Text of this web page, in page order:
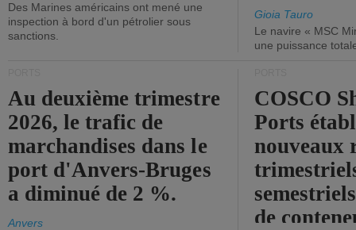
Des Marines américains ont mené une
inspection à bord d'un pétrolier sous
sanctions.
Gioia Tauro
Le navire « MSC
une puissance
Au deuxième trimestre
2026, le trafic de
marchandises dans le
port d'Anvers-Bruges
a diminué de 2 %.
Anvers
COSCO
Ports
nouveaux
de